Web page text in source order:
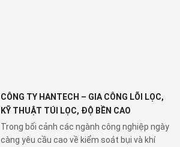
CÔNG TY HANTECH – GIA CÔNG LÕI LỌC,
KỸ THUẬT TÚI LỌC, ĐỘ BỀN CAO
Trong bối cảnh các ngành công nghiệp ngày
càng yêu cầu cao về kiểm soát bụi và khí